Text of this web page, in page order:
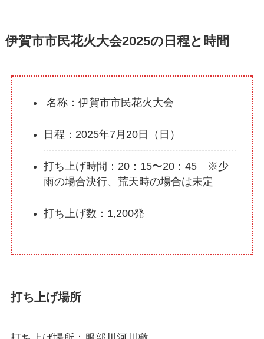
伊賀市市民花火大会2025の日程と時間
名称：伊賀市市民花火大会
日程：2025年7月20日（日）
打ち上げ時間：20：15〜20：45 ※少
雨の場合決行、荒天時の場合は未定
打ち上げ数：1,200発
打ち上げ場所